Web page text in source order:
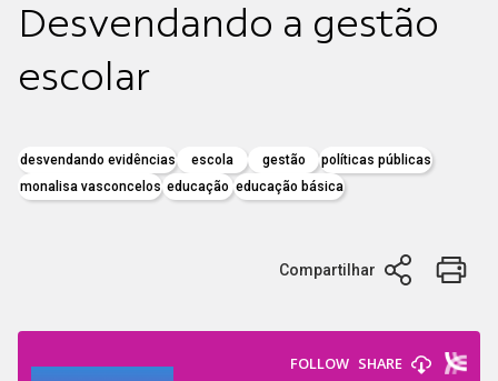
Desvendando a gestão
escolar
desvendando evidências escola gestão
políticas públicas
monalisa vasconcelos educação educação básica
Compartilhar